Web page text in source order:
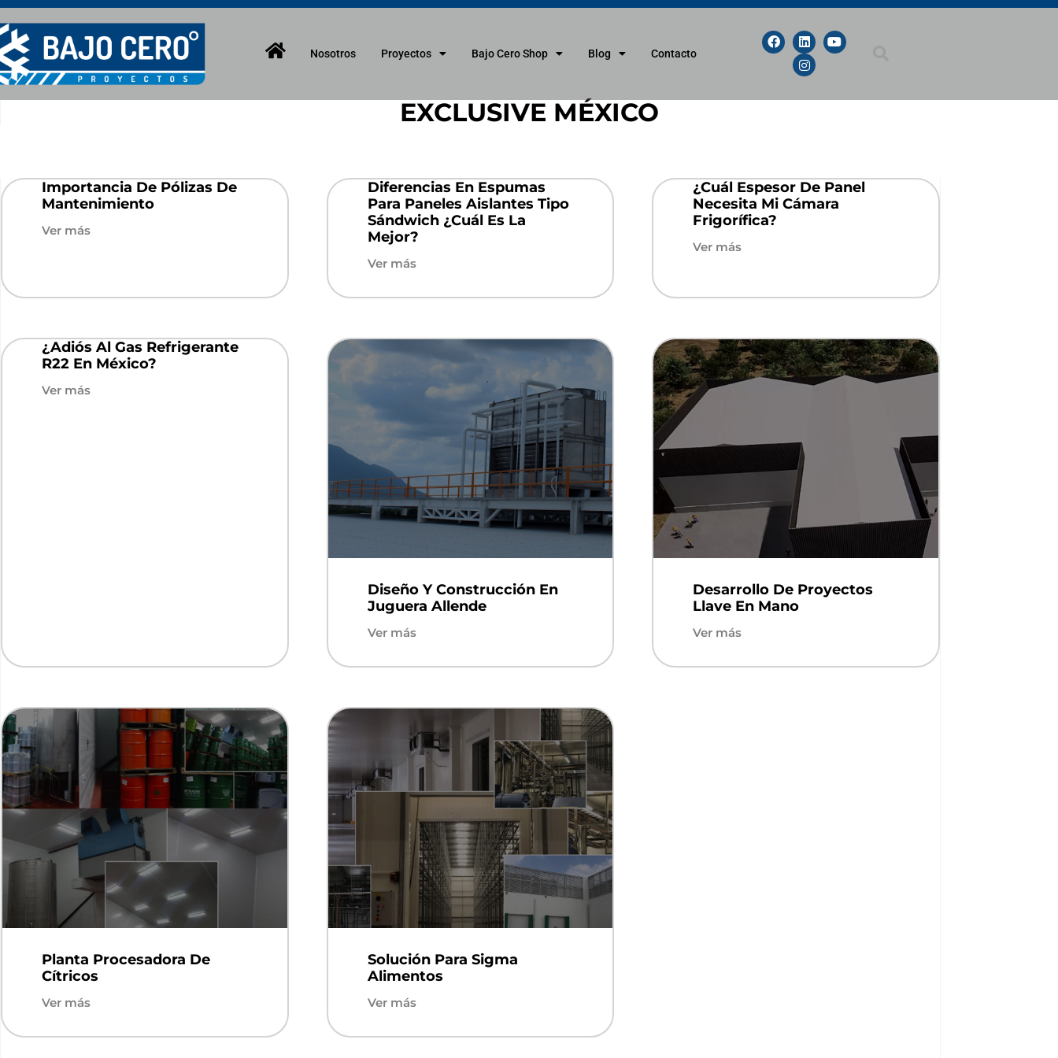
Nosotros Proyectos Bajo Cero Shop Blog Contacto
EXCLUSIVE MÉXICO
Importancia De Pólizas De
Mantenimiento
Ver más
Diferencias En Espumas
Para Paneles Aislantes Tipo
Sándwich ¿Cuál Es La
Mejor?
Ver más
¿Cuál Espesor De Panel
Necesita Mi Cámara
Frigorífica?
Ver más
¿Adiós Al Gas Refrigerante
R22 En México?
Ver más
Diseño Y Construcción En
Juguera Allende
Ver más
Desarrollo De Proyectos
Llave En Mano
Ver más
Planta Procesadora De
Cítricos
Ver más
Solución Para Sigma
Alimentos
Ver más